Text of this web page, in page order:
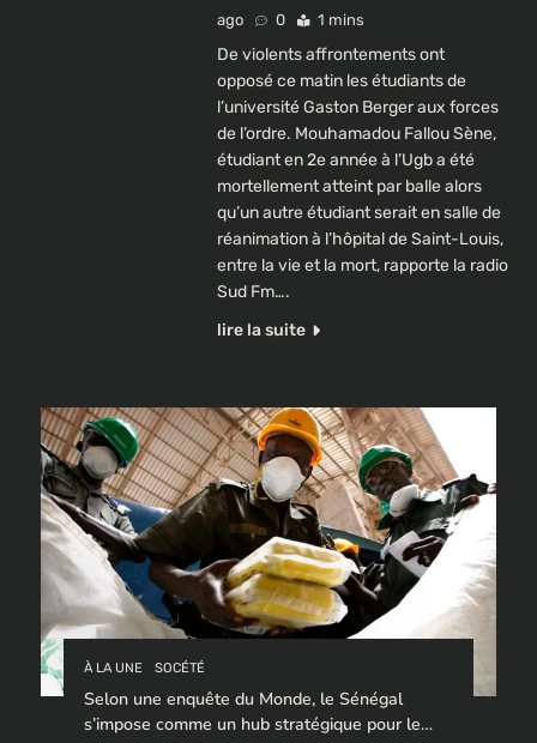
ago 0 1 mins
De violents affrontements ont
opposé ce matin les étudiants de
l’université Gaston Berger aux forces
de l’ordre. Mouhamadou Fallou Sène,
étudiant en 2e année à l’Ugb a été
mortellement atteint par balle alors
qu’un autre étudiant serait en salle de
réanimation à l’hôpital de Saint-Louis,
entre la vie et la mort, rapporte la radio
Sud Fm….
lire la suite
À LA UNE SOCÉTÉ
Selon une enquête du Monde, le Sénégal
s’impose comme un hub stratégique pour le